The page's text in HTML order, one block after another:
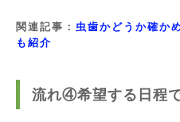
関連記事： 虫歯かどうか確か
も紹介
流れ④希望する日程